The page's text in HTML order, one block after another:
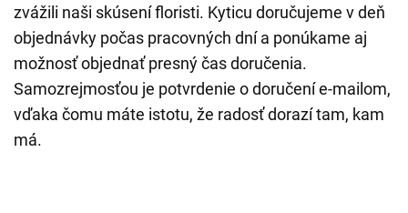
zvážili naši skúsení floristi. Kyticu doručujeme v deň
objednávky počas pracovných dní a ponúkame aj
možnosť objednať presný čas doručenia.
Samozrejmosťou je potvrdenie o doručení e-mailom,
vďaka čomu máte istotu, že radosť dorazí tam, kam
má.